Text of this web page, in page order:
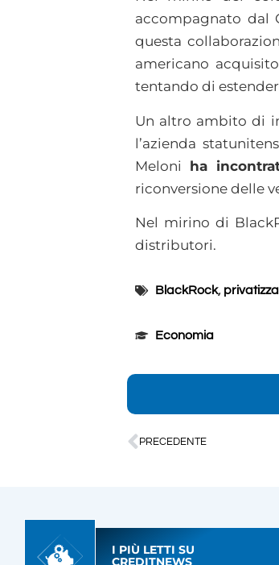
accompagnato dal
questa
americano
tentando di
Un altro ambito di
l’azienda
Meloni ha
riconversione delle
Nel mirino di
distributori.
BlackRock,
Economia
PRECEDENTE
I PIÙ LETTI SU
CREDITNEWS